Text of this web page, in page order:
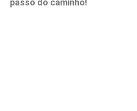
passo do caminho!